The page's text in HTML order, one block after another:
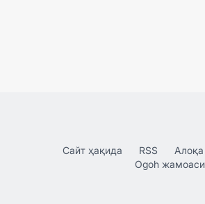
Сайт ҳақида RSS Алоқа
Ogoh жамоаси